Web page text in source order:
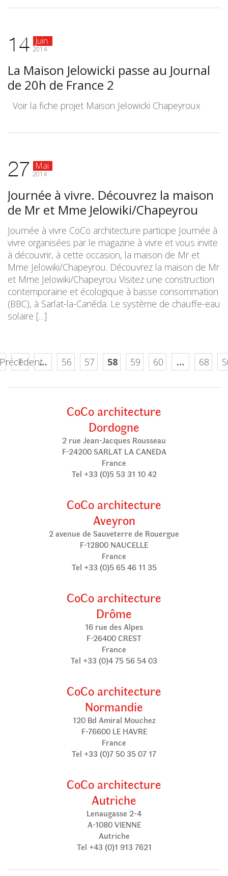
14 Juin
2014
La Maison Jelowicki passe au Journal
de 20h de France 2
Voir la fiche projet Maison Jelowicki Chapeyroux
27 Mai
2014
Journée à vivre. Découvrez la maison
de Mr et Mme Jelowiki/Chapeyrou
Journée à vivre CoCo architecture participe Journée à
vivre organisées par le magazine à vivre et vous invite
à découvrir, à cette occasion, la maison de Mr et
Mme Jelowiki/Chapeyrou. Découvrez la maison de Mr
et Mme Jelowiki/Chapeyrou Visitez une construction
contemporaine et écologique à basse consommation
(BBC), à Sarlat-la-Canéda. Le système de chauffe-eau
solaire […]
1 … 56 57 58 59 60 … 68
CoCo architecture
Dordogne
2 rue Jean-Jacques Rousseau
F-24200 SARLAT LA CANEDA
France
Tel +33 (0)5 53 31 10 42
CoCo architecture
Aveyron
2 avenue de Sauveterre de Rouergue
F-12800 NAUCELLE
France
Tel +33 (0)5 65 46 11 35
CoCo architecture
Drôme
16 rue des Alpes
F-26400 CREST
France
Tel +33 (0)4 75 56 54 03
CoCo architecture
Normandie
120 Bd Amiral Mouchez
F-76600 LE HAVRE
France
Tel +33 (0)7 50 35 07 17
CoCo architecture
Autriche
Lenaugasse 2-4
A-1080 VIENNE
Autriche
Tel +43 (0)1 913 7621